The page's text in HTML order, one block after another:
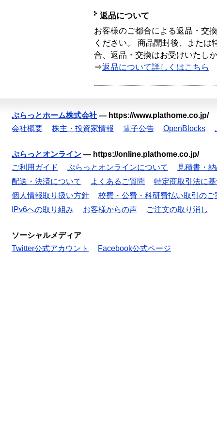
返品について
お客様のご都合による返品・交
ください。 商品開封後、または
合、返品・交換はお受けいたし
⇒返品について詳しくはこちら
ぷらっとホーム株式会社 — https://www.plathome.co.jp/
会社概要
株主・投資家情報 電子公告 OpenBlocks
ぷらっとオンライン — https://online.plathome.co.jp/
ご利用ガイド
ぷらっとオンラインについて
見積書・
配送・決済について
よくあるご質問
特定商取引法に
個人情報取り扱い方針
校費・公費・科研費払い取引のご
IPv6への取り組み
お客様からの声 ご注文の取り消し
ソーシャルメディア
Twitter公式アカウント
Facebook公式ページ